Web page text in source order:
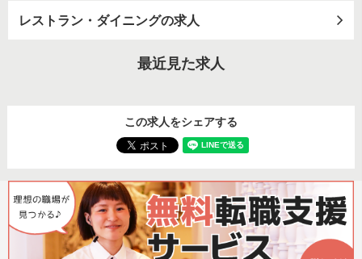
レストラン・ダイニングの求人
最近見た求人
この求人をシェアする